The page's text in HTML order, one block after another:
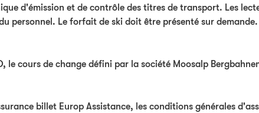
d'émission et de contrôle des titres de transport. Les
personnel. Le forfait de ski doit être présenté sur demande.
le cours de change défini par la société Moosalp
billet Europ Assistance, les conditions générales